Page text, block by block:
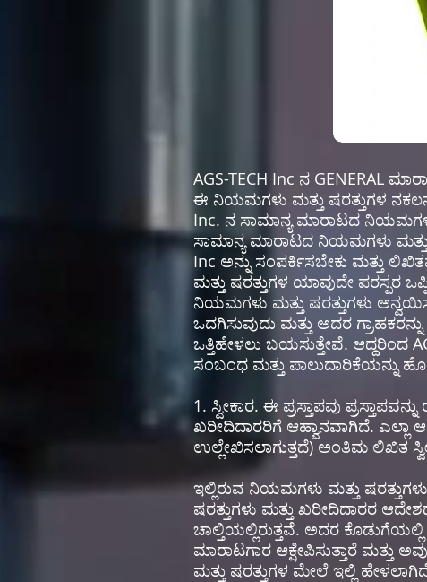
AGS-TECH Inc ನ GENERAL
ಈ ನಿಯಮಗಳು ಮತ್ತು ಷರತ್ತುಗಳ
Inc. ನ ಸಾಮಾನ್ಯ ಮಾರಾಟದ
ಸಾಮಾನ್ಯ ಮಾರಾಟದ ನಿಯಮಗಳು ಮತ್ತು
Inc ಅನ್ನು ಸಂಪರ್ಕಿಸಬೇಕು ಮತ್ತು
ಮತ್ತು ಷರತ್ತುಗಳ ಯಾವುದೇ ಪರಸ್ಪರ
ನಿಯಮಗಳು ಮತ್ತು ಷರತ್ತುಗಳು
ಒದಗಿಸುವುದು ಮತ್ತು ಅದರ
ಒತ್ತಿಹೇಳಲು ಬಯಸುತ್ತೇವೆ. ಆದ್ದರಿಂದ
ಸಂಬಂಧ ಮತ್ತು ಪಾಲುದಾರಿಕೆಯನ್ನು
1. ಸ್ವೀಕಾರ. ಈ ಪ್ರಸ್ತಾಪವು
ಖರೀದಿದಾರರಿಗೆ ಆಹ್ವಾನವಾಗಿದೆ. ಎಲ್ಲಾ
ಉಲ್ಲೇಖಿಸಲಾಗುತ್ತದೆ) ಅಂತಿಮ ಲಿಖಿತ
ಇಲ್ಲಿರುವ ನಿಯಮಗಳು ಮತ್ತು
ಷರತ್ತುಗಳು ಮತ್ತು ಖರೀದಿದಾರರ
ಚಾಲ್ತಿಯಲ್ಲಿರುತ್ತವೆ. ಅದರ
ಮಾರಾಟಗಾರ ಆಕ್ಷೇಪಿಸುತ್ತಾರೆ ಮತ್ತು
ಮತ್ತು ಷರತ್ತುಗಳ ಮೇಲೆ ಇಲ್ಲಿ